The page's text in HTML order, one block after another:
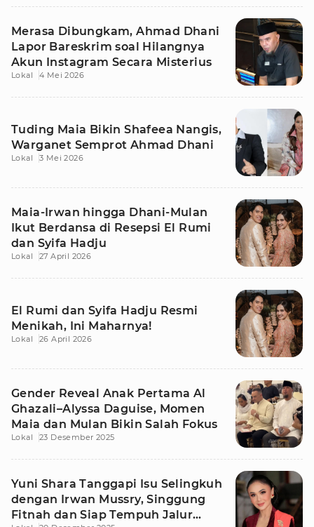
Merasa Dibungkam, Ahmad Dhani
Lapor Bareskrim soal Hilangnya
Akun Instagram Secara Misterius
Lokal 4 Mei 2026
Tuding Maia Bikin Shafeea Nangis,
Warganet Semprot Ahmad Dhani
Lokal 3 Mei 2026
Maia-Irwan hingga Dhani-Mulan
Ikut Berdansa di Resepsi El Rumi
dan Syifa Hadju
Lokal 27 April 2026
El Rumi dan Syifa Hadju Resmi
Menikah, Ini Maharnya!
Lokal 26 April 2026
Gender Reveal Anak Pertama Al
Ghazali–Alyssa Daguise, Momen
Maia dan Mulan Bikin Salah Fokus
Lokal 23 Desember 2025
Yuni Shara Tanggapi Isu Selingkuh
dengan Irwan Mussry, Singgung
Fitnah dan Siap Tempuh Jalur